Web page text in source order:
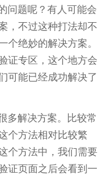
问题呢？有人可能会
，不过这种打法却不
个绝妙的解决方案。
证专区，这个地方会
可能已经成功解决了
多解决方案。比较常
个方法相对比较繁
个方法中，我们需要
证页面之后会看到一